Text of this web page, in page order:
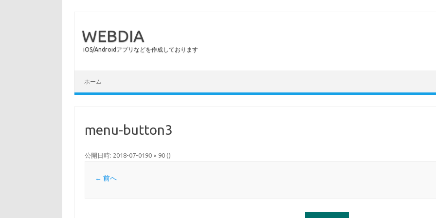
WEBDIA
iOS/Androidアプリなどを作成しております
ホーム
menu-button3
公開日時: 2018-07-01 90 × 90()
← 前へ